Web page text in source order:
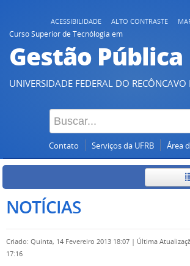
ACESSIBILIDADE ALTO CONTRASTE
Curso Superior de Tecnólogia em
Gestão Pública
UNIVERSIDADE FEDERAL DO
Contato Serviços da UFRB Área
NOTÍCIAS
Criado: Quinta, 14 Fevereiro 2013 18:07 | Última
17:16